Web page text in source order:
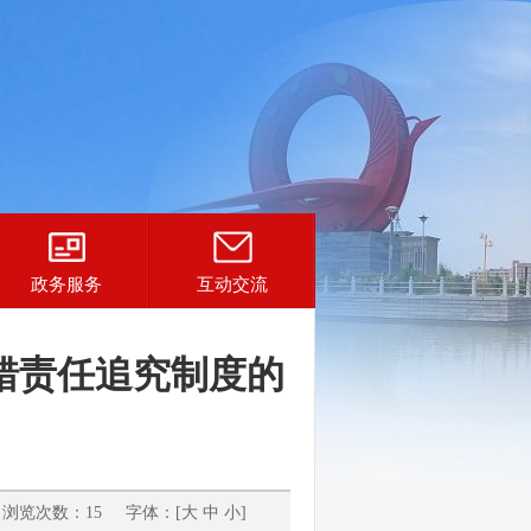
政务服务 互动交流
责任追究制度的
览次数：15 字体：[大 中 小]